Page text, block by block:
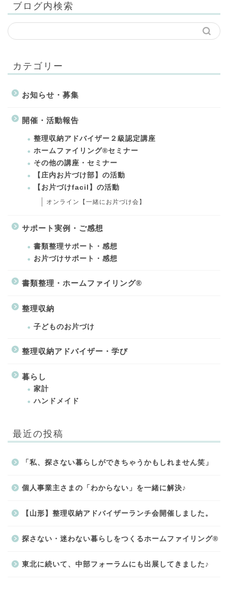
ブログ内検索
カテゴリー
お知らせ・募集
開催・活動報告
整理収納アドバイザー２級認定講座
ホームファイリング®セミナー
その他の講座・セミナー
【庄内お片づけ部】の活動
【お片づけfacil】の活動
オンライン【一緒にお片づけ会】
サポート実例・ご感想
書類整理サポート・感想
お片づけサポート・感想
書類整理・ホームファイリング®
整理収納
子どものお片づけ
整理収納アドバイザー・学び
暮らし
家計
ハンドメイド
最近の投稿
「私、探さない暮らしができちゃうかもしれません笑」
個人事業主さまの「わからない」を一緒に解決♪
【山形】整理収納アドバイザーランチ会開催しました。
探さない・迷わない暮らしをつくるホームファイリング®
東北に続いて、中部フォーラムにも出展してきました♪